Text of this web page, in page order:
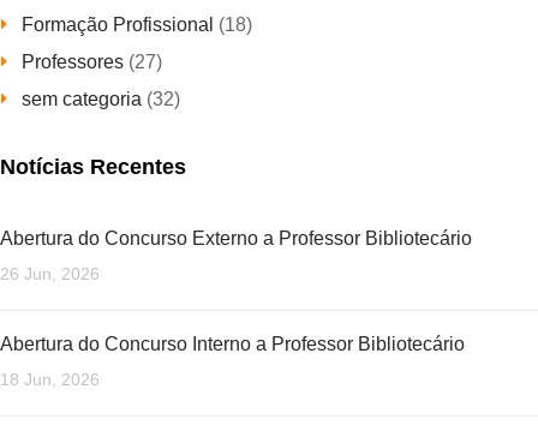
Formação Profissional (18)
Professores (27)
sem categoria (32)
Notícias Recentes
Abertura do Concurso Externo a Professor Bibliotecário
26 Jun, 2026
Abertura do Concurso Interno a Professor Bibliotecário
18 Jun, 2026